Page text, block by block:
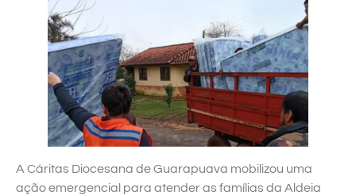
A Cáritas Diocesana de Guarapuava mobilizou uma
ação emergencial para atender as famílias da Aldeia